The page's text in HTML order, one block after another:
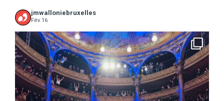
jmwalloniebruxelles
Fév 16